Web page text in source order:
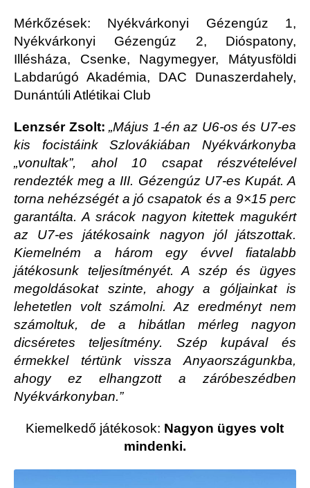
Mérkőzések: Nyékvárkonyi Gézengúz 1,
Nyékvárkonyi Gézengúz 2, Dióspatony,
Illésháza, Csenke, Nagymegyer, Mátyusföldi
Labdarúgó Akadémia, DAC Dunaszerdahely,
Dunántúli Atlétikai Club
Lenzsér Zsolt:„Május 1-én az U6-os és U7-es
kis focistáink Szlovákiában Nyékvárkonyba
„vonultak”, ahol 10 csapat részvételével
rendezték meg a III. Gézengúz U7-es Kupát. A
torna nehézségét a jó csapatok és a 9×15 perc
garantálta. A srácok nagyon kitettek magukért
az U7-es játékosaink nagyon jól játszottak.
Kiemelném a három egy évvel fiatalabb
játékosunk teljesítményét. A szép és ügyes
megoldásokat szinte, ahogy a góljainkat is
lehetetlen volt számolni. Az eredményt nem
számoltuk, de a hibátlan mérleg nagyon
dicséretes teljesítmény. Szép kupával és
érmekkel tértünk vissza Anyaországunkba,
ahogy ez elhangzott a záróbeszédben
Nyékvárkonyban.”
Kiemelkedő játékosok: Nagyon ügyes volt
mindenki.